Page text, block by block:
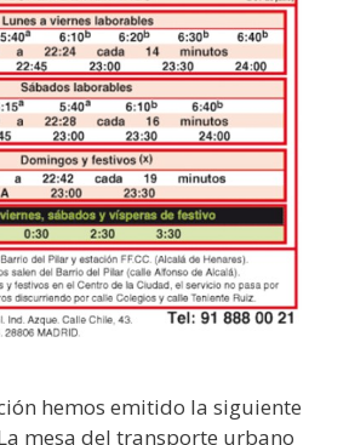
hemos emitido la siguiente
mesa del transporte urbano